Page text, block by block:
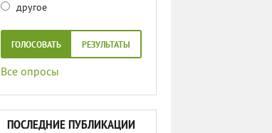
другое
ГОЛОСОВАТЬ РЕЗУЛЬТАТЫ
Все опросы
ПОСЛЕДНИЕ ПУБЛИКАЦИИ